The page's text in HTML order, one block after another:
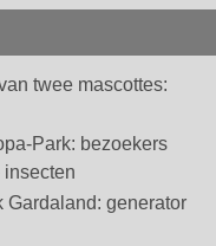
twee mascottes:
Park: bezoekers
Gardaland: generator